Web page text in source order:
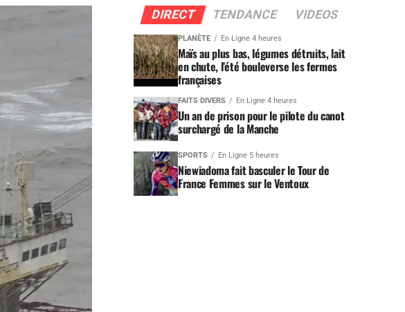
DIRECT TENDANCE VIDEOS
PLANÈTE En Ligne 4 heures
Maïs au plus bas, légumes détruits, lait
en chute, l’été bouleverse les fermes
françaises
FAITS DIVERS En Ligne 4 heures
Un an de prison pour le pilote du canot
surchargé de la Manche
SPORTS En Ligne 5 heures
Niewiadoma fait basculer le Tour de
France Femmes sur le Ventoux